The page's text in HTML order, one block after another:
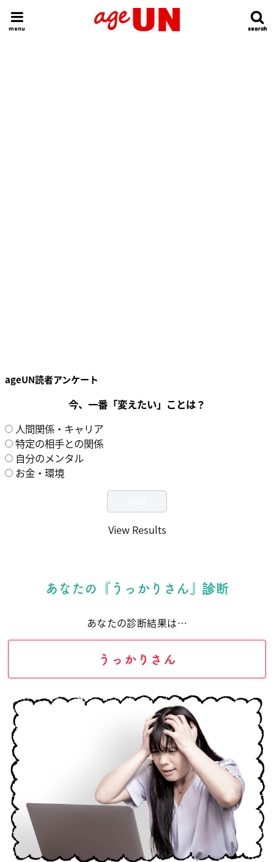
search
search
menu
HOME 今日の運勢ランキング 明日の運勢ランキング 今週の運勢
ageUN読者アンケート
今、一番「変えたい」ことは？
人間関係・キャリア
特定の相手との関係
自分のメンタル
お金・環境
View Results
あなたの『うっかりさん』診断
あなたの診断結果は…
うっかりさん